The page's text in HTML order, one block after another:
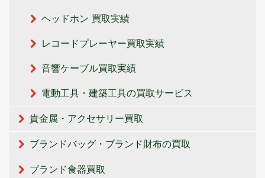
ヘッドホン 買取実績
レコードプレーヤー買取実績
音響ケーブル買取実績
電動工具・建築工具の買取サービス
貴金属・アクセサリー買取
ブランドバッグ・ブランド財布の買取
ブランド食器買取